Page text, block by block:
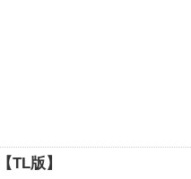
TL版】